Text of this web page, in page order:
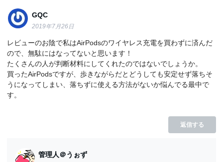
GQC
2019年7月26日
レビューのお陰で私はAirPodsのワイヤレス充電を買わずに済んだ
ので、無駄にはなってないと思います！
たくさんの人が判断材料にしてくれたのではないでしょうか。
買ったAirPodsですが、歩きながらだとどうしても安定せず落ちそ
うになってしまい、落ちずに使える方法がないか悩んでる最中で
す。
返信する
管理人＠うぉず